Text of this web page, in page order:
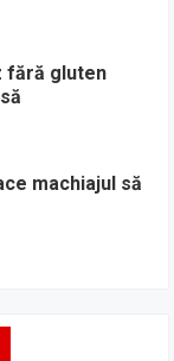
fără gluten
machiajul să